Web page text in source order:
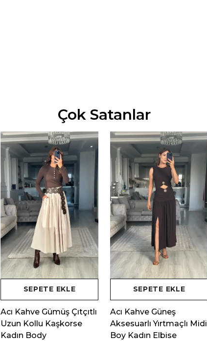
Çok Satanlar
SEPETE EKLE
Acı Kahve Gümüş Çıtçıtlı
Uzun Kollu Kaşkorse
Kadın Body
SEPETE EKLE
Acı Kahve Güneş
Aksesuarlı Yırtmaçlı Midi
Boy Kadın Elbise